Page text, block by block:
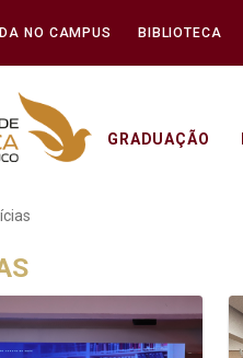
NO CAMPUS BIBLIOTECA
GRADUAÇÃO
- Unicap